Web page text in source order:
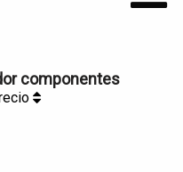
componentes